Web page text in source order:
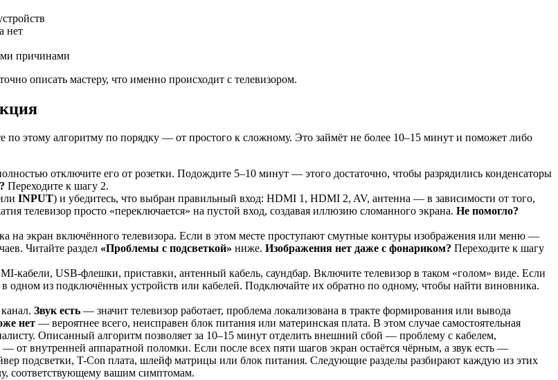
нет
причинами
описать мастеру, что именно происходит с телевизором.
этому алгоритму по порядку — от простого к сложному. Это займёт не более 10–15 минут и поможет либо
отключите его от розетки. Подождите 5–10 минут — этого достаточно, чтобы разрядились конденсаторы
Переходите к шагу 2.
INPUT) и убедитесь, что выбран правильный вход: HDMI 1, HDMI 2, AV, антенна — в зависимости от того,
телевизор просто «переключается» на пустой вход, создавая иллюзию сломанного экрана. Не помогло?
на экран включённого телевизора. Если в этом месте проступают смутные контуры изображения или меню —
Читайте раздел «Проблемы с подсветкой» ниже. Изображения нет даже с фонариком? Переходите к шагу
кабели, USB-флешки, приставки, антенный кабель, саундбар. Включите телевизор в таком «голом» виде. Если
одном из подключённых устройств или кабелей. Подключайте их обратно по одному, чтобы найти виновника.
Звук есть — значит телевизор работает, проблема локализована в тракте формирования или вывода
нет — вероятнее всего, неисправен блок питания или материнская плата. В этом случае самостоятельная
Описанный алгоритм позволяет за 10–15 минут отделить внешний сбой — проблему с кабелем,
внутренней аппаратной поломки. Если после всех пяти шагов экран остаётся чёрным, а звук есть —
подсветки, T-Con плата, шлейф матрицы или блок питания. Следующие разделы разбирают каждую из этих
соответствующему вашим симптомам.